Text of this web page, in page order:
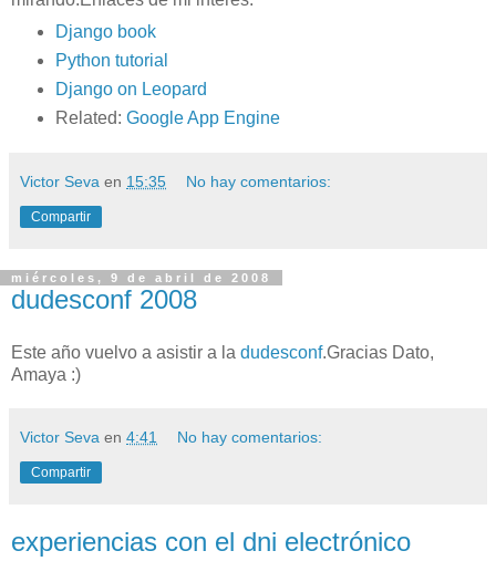
Django book
Python tutorial
Django on Leopard
Related: Google App Engine
Victor Seva en 15:35 No hay comentarios:
Compartir
miércoles, 9 de abril de 2008
dudesconf 2008
Este año vuelvo a asistir a la dudesconf.Gracias Dato,
Amaya :)
Victor Seva en 4:41 No hay comentarios:
Compartir
experiencias con el dni electrónico